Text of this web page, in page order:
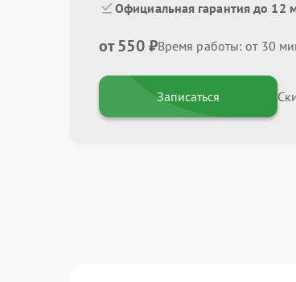
Официальная гарантия до 12
от 550 ₽Время работы: от 30
Записаться